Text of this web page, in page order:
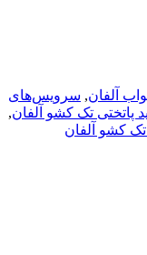
آلفان, سرویس‌های
پاتختی تک کشو آلفان,
کشو آلفان